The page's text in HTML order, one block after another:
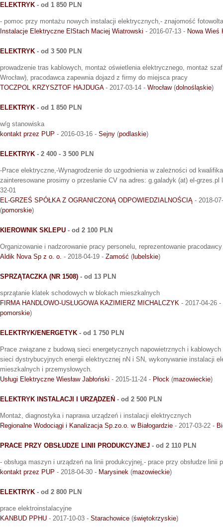
ELEKTRYK - od 1 850 PLN
- pomoc przy montażu nowych instalacji elektrycznych,- znajomość
Instalacje Elektryczne ElStach Maciej Wiatrowski - 2016-07-13 - Nowa Wieś
ELEKTRYK - od 3 500 PLN
prowadzenie tras kablowych, montaż oświetlenia elektrycznego, montaż
Wrocław), pracodawca zapewnia dojazd z firmy do miejsca pracy
TOCZPOL KRZYSZTOF HAJDUGA- 2017-03-14 - Wrocław(dolnośląskie)
ELEKTRYK - od 1 850 PLN
w/g stanowiska
kontakt przez PUP - 2016-03-16 - Sejny (podlaskie)
ELEKTRYK - 2 400 - 3 500 PLN
-Prace elektryczne,-Wynagrodzenie do uzgodnienia w zależności od
zainteresowane prosimy o przesłanie CV na adres: g.galadyk (at) el-
32-01
EL-GRZEŚ SPÓŁKA Z OGRANICZONĄ ODPOWIEDZIALNOŚCIĄ - 2018-
(pomorskie)
KIEROWNIK SKLEPU - od 2 100 PLN
Organizowanie i nadzorowanie pracy personelu, reprezentowanie
Aldik Nova Sp z o. o. - 2018-04-19 - Zamość (lubelskie)
SPRZĄTACZKA (NR 1508) - od 13 PLN
sprzątanie klatek schodowych w blokach mieszkalnych
FIRMA HANDLOWO-USŁUGOWA KAZIMIERZ MICHALCZYK - 2017-04-26 -
pomorskie)
ELEKTRYK/ENERGETYK - od 1 750 PLN
Prace związane z budową sieci energetycznych napowietrznych i
sieci dystrybucyjnych energii elektrycznej nN i SN, wykonywanie instalacji
mieszkalnych i przemysłowych.
Usługi Elektryczne Wiesław Jabłoński - 2015-11-24 - Płock (mazowieckie)
ELEKTRYK INSTALACJI I URZĄDZEŃ - od 2 500 PLN
Montaż, diagnostyka i naprawa urządzeń i instalacji elektrycznych
Regionalne Wodociągi i Kanalizacja Sp.zo.o. w Białogardzie - 2017-03-22 -
PRACE PRZY OBSŁUDZE LINII PRODUKCYJNEJ - od 2 110 PLN
- obsługa maszyn i urządzeń na linii produkcyjnej,- prace przy obsłudze linii
kontakt przez PUP - 2018-04-30 - Marysinek (mazowieckie)
ELEKTRYK - od 2 800 PLN
prace elektroinstalacyjne
KANBUD PPHU - 2017-10-03 - Starachowice (świętokrzyskie)